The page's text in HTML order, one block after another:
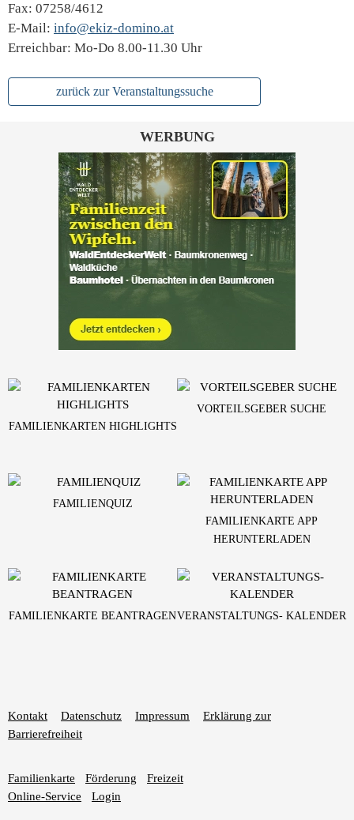
Fax: 07258/4612
E-Mail: info@ekiz-domino.at
Erreichbar: Mo-Do 8.00-11.30 Uhr
zurück zur Veranstaltungssuche
WERBUNG
Kontakt Datenschutz Impressum
Erklärung zur
Barrierefreiheit
Familienkarte Förderung
Freizeit
Online-Service
Login
FAMILIENKARTEN HIGHLIGHTS
VORTEILSGEBER SUCHE
FAMILIENQUIZ
FAMILIENKARTE APP
HERUNTERLADEN
FAMILIENKARTE BEANTRAGENVERANSTALTUNGS- KALENDER